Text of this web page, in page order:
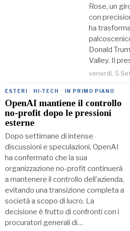
Rose, un
con
ha
Donald
Valley. Il
venerdì, 5
ESTERI · HI-TECH · IN PRIMO PIANO
OpenAI mantiene il controllo
no-profit dopo le pressioni
esterne
Dopo settimane di intense
discussioni e speculazioni, OpenAI
ha confermato che la sua
organizzazione no-profit continuerà
a mantenere il controllo dell’azienda,
evitando una transizione completa a
società a scopo di lucro. La
decisione è frutto di confronti con i
procuratori generali di…